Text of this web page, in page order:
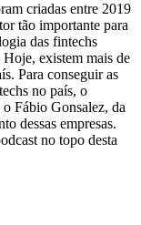
criadas entre 2019
tão importante para
existem mais de
Para conseguir as
no país, o
Fábio Gonsalez, da
dessas empresas.
no topo desta